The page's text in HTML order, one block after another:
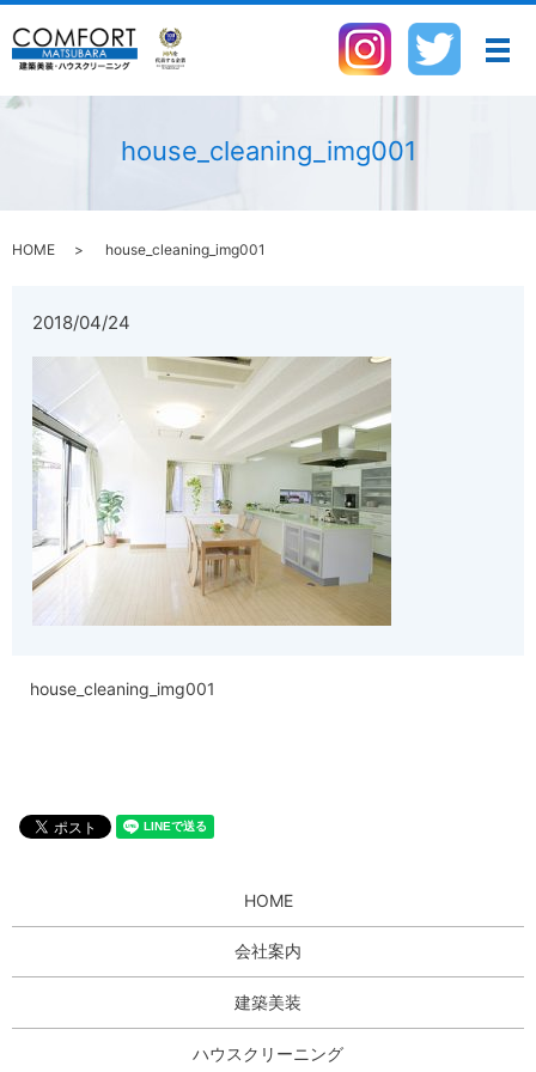
メ
house_cleaning_img001
HOME house_cleaning_img001
2018/04/24
house_cleaning_img001
HOME
会社案内
建築美装
ハウスクリーニング